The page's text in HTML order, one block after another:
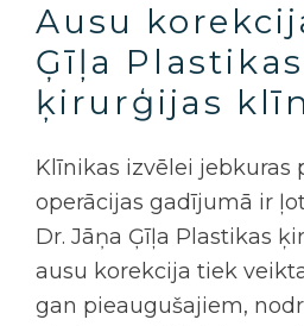
Ausu
Ģīļa Plastikas
ķirurģijas
Klīnikas izvēlei jebkuras
operācijas gadījumā ir
Dr. Jāņa Ģīļa Plastikas
ausu korekcija tiek
gan pieaugušajiem,